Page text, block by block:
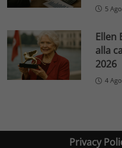
5
Ellen
alla
2026
4
Privacy